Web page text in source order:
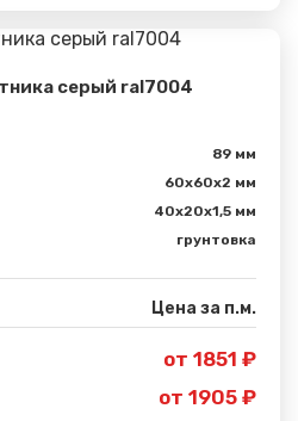
серый ral7004
89 мм
60х60х2 мм
40х20х1,5 мм
грунтовка
Цена за п.м.
от 1851 ₽
от 1905 ₽
успешно